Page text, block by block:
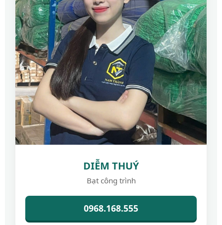
DIỄM THUÝ
Bạt công trình
0968.168.555